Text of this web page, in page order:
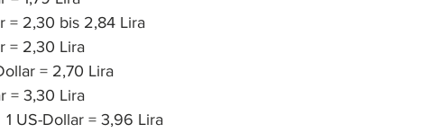
= 2,30 bis 2,84 Lira
= 2,30 Lira
= 2,70 Lira
= 3,30 Lira
US-Dollar = 3,96 Lira